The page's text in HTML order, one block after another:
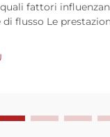
fattori
flusso Le
coerenza delle
del fluido, le